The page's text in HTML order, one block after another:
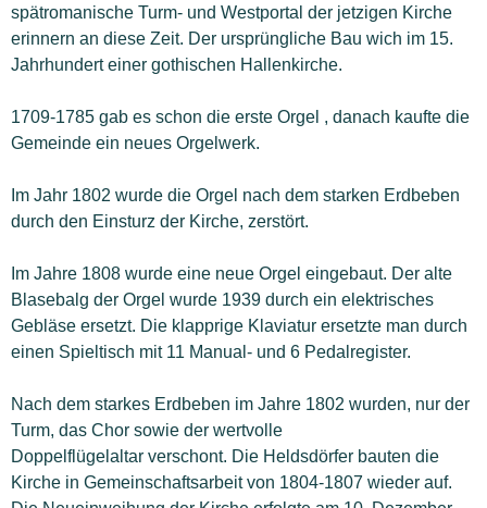
spätromanische Turm- und Westportal der jetzigen Kirche
erinnern an diese Zeit. Der ursprüngliche Bau wich im 15.
Jahrhundert einer gothischen Hallenkirche.
1709-1785 gab es schon die erste Orgel , danach kaufte die
Gemeinde ein neues Orgelwerk.
Im Jahr 1802 wurde die Orgel nach dem starken Erdbeben
durch den Einsturz der Kirche, zerstört.
Im Jahre 1808 wurde eine neue Orgel eingebaut. Der alte
Blasebalg der Orgel wurde 1939 durch ein elektrisches
Gebläse ersetzt. Die klapprige Klaviatur ersetzte man durch
einen Spieltisch mit 11 Manual- und 6 Pedalregister.
Nach dem starkes Erdbeben im Jahre 1802 wurden, nur der
Turm, das Chor sowie der wertvolle
Doppelflügelaltar verschont. Die Heldsdörfer bauten die
Kirche in Gemeinschaftsarbeit von 1804-1807 wieder auf.